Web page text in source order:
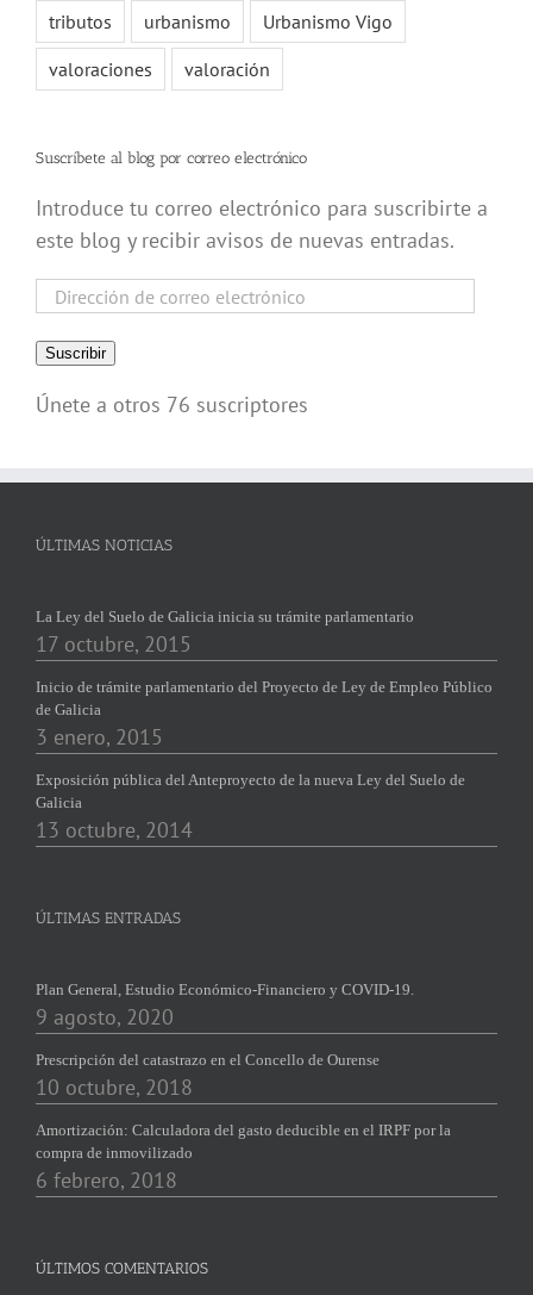
tributos
urbanismo
Urbanismo Vigo
valoraciones
valoración
Suscríbete al blog por correo electrónico
Introduce tu correo electrónico para suscribirte a
este blog y recibir avisos de nuevas entradas.
Dirección
correo
electrónico
Suscribir
Únete a otros 76 suscriptores
ÚLTIMAS NOTICIAS
La Ley del Suelo de Galicia inicia su trámite parlamentario
17 octubre, 2015
Inicio de trámite parlamentario del Proyecto de Ley de Empleo Público
de Galicia
3 enero, 2015
Exposición pública del Anteproyecto de la nueva Ley del Suelo de
Galicia
13 octubre, 2014
ÚLTIMAS ENTRADAS
Plan General, Estudio Económico-Financiero y COVID-19.
9 agosto, 2020
Prescripción del catastrazo en el Concello de Ourense
10 octubre, 2018
Amortización: Calculadora del gasto deducible en el IRPF por la
compra de inmovilizado
6 febrero, 2018
ÚLTIMOS COMENTARIOS